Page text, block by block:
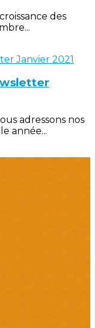
des
adressons nos
année...